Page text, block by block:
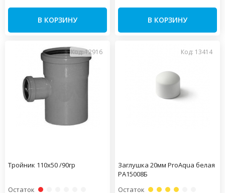
В КОРЗИНУ В КОРЗИНУ
Код: 12916
Тройник 110х50 /90гр
Остаток
Код: 13414
Заглушка 20мм ProAqua белая
PA15008Б
Остаток